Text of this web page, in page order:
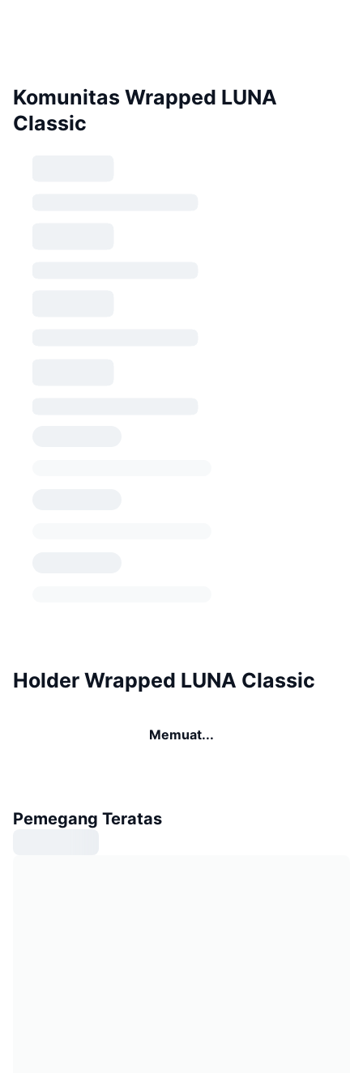
Komunitas Wrapped LUNA
Classic
Holder Wrapped LUNA Classic
Memuat...
Pemegang Teratas